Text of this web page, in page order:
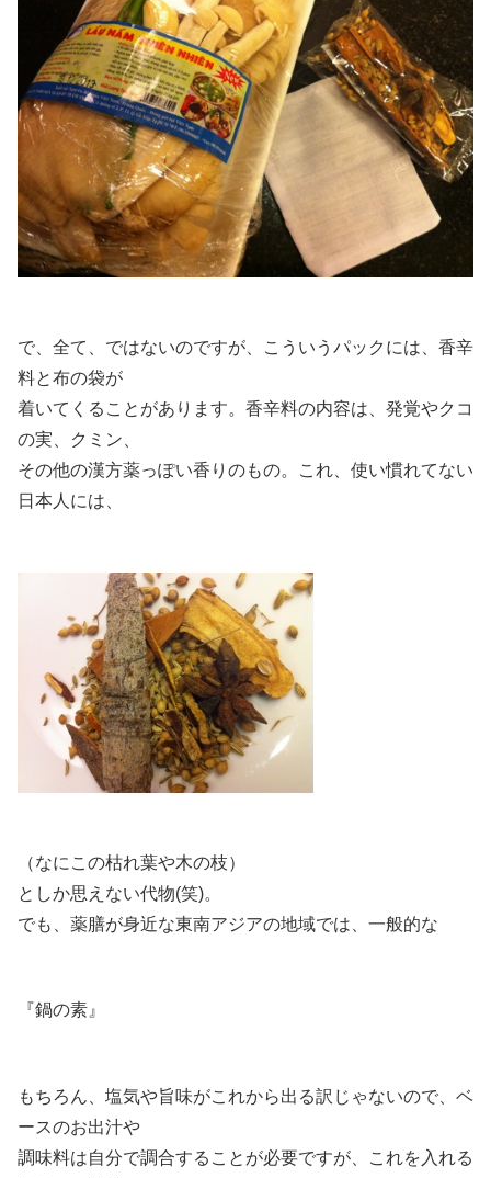
で、全て、ではないのですが、こういうパックには、香辛
料と布の袋が
着いてくることがあります。香辛料の内容は、発覚やクコ
の実、クミン、
その他の漢方薬っぽい香りのもの。これ、使い慣れてない
日本人には、
（なにこの枯れ葉や木の枝）
としか思えない代物(笑)。
でも、薬膳が身近な東南アジアの地域では、一般的な
『鍋の素』
もちろん、塩気や旨味がこれから出る訳じゃないので、ベ
ースのお出汁や
調味料は自分で調合することが必要ですが、これを入れる